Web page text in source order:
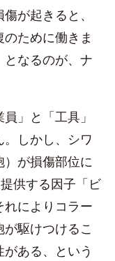
が起きると、
ために働きま
となるのが、ナ
」と「工具」
しかし、シワ
が損傷部位に
供する因子「ビ
れによりコラー
駆けつけるこ
ある、という